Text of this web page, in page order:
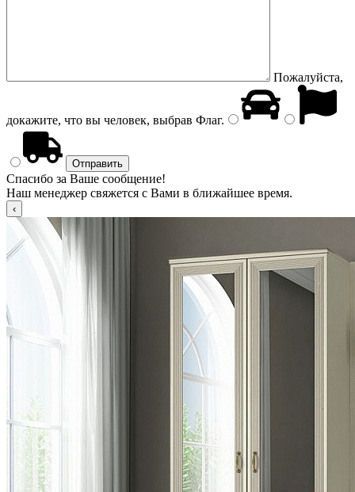
Пожалуйста,
докажите, что вы человек, выбрав Флаг.
Спасибо за Ваше сообщение!
Наш менеджер свяжется с Вами в ближайшее время.